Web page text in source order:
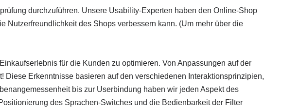
durchzuführen. Unsere Usability-Experten haben den Online-Shop
Nutzerfreundlichkeit des Shops verbessern kann. (Um mehr über die
für die Kunden zu optimieren. Von Anpassungen auf der
Erkenntnisse basieren auf den verschiedenen Interaktionsprinzipien,
bis zur Userbindung haben wir jeden Aspekt des
des Sprachen-Switches und die Bedienbarkeit der Filter